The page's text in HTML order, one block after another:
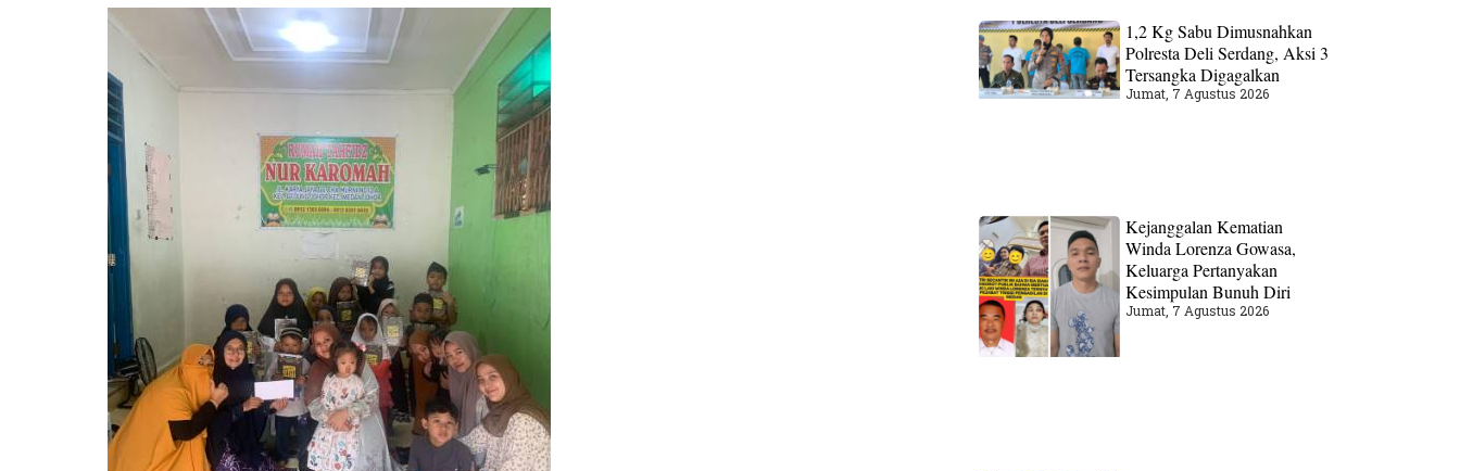
1,2 Kg Sabu Dimusnahkan
Polresta Deli Serdang, Aksi 3
Tersangka Digagalkan
Jumat, 7 Agustus 2026
Kejanggalan Kematian
Winda Lorenza Gowasa,
Keluarga Pertanyakan
Kesimpulan Bunuh Diri
Jumat, 7 Agustus 2026